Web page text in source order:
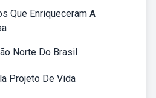
Que Enriqueceram A
Norte Do Brasil
Projeto De Vida